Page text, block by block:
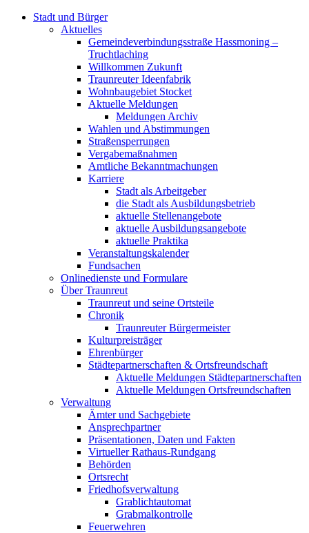
Stadt und Bürger
Aktuelles
Gemeindeverbindungsstraße Hassmoning –
Truchtlaching
Willkommen Zukunft
Traunreuter Ideenfabrik
Wohnbaugebiet Stocket
Aktuelle Meldungen
Meldungen Archiv
Wahlen und Abstimmungen
Straßensperrungen
Vergabemaßnahmen
Amtliche Bekanntmachungen
Karriere
Stadt als Arbeitgeber
die Stadt als Ausbildungsbetrieb
aktuelle Stellenangebote
aktuelle Ausbildungsangebote
aktuelle Praktika
Veranstaltungskalender
Fundsachen
Onlinedienste und Formulare
Über Traunreut
Traunreut und seine Ortsteile
Chronik
Traunreuter Bürgermeister
Kulturpreisträger
Ehrenbürger
Städtepartnerschaften & Ortsfreundschaft
Aktuelle Meldungen Städtepartnerschaften
Aktuelle Meldungen Ortsfreundschaften
Verwaltung
Ämter und Sachgebiete
Ansprechpartner
Präsentationen, Daten und Fakten
Virtueller Rathaus-Rundgang
Behörden
Ortsrecht
Friedhofsverwaltung
Grablichtautomat
Grabmalkontrolle
Feuerwehren